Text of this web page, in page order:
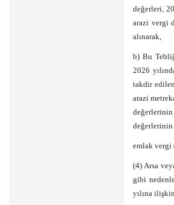
değerleri,
arazi vergi
alınarak,
b) Bu
2026
takdir
arazi
değerlerinin
emlak vergi
(4) Arsa
gibi
yılına